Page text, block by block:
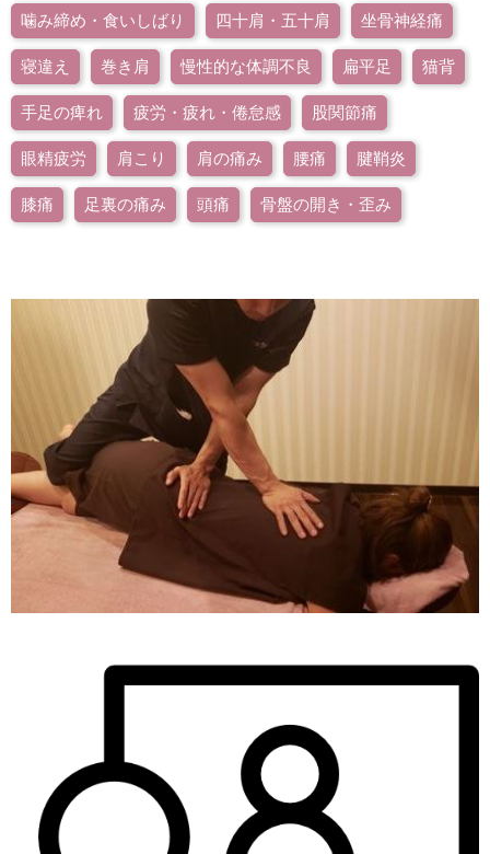
噛み締め・食いしばり 四十肩・五十肩 坐骨神経痛
寝違え 巻き肩 慢性的な体調不良 扁平足 猫背
手足の痺れ 疲労・疲れ・倦怠感 股関節痛
眼精疲労 肩こり 肩の痛み 腰痛 腱鞘炎
膝痛 足裏の痛み 頭痛 骨盤の開き・歪み